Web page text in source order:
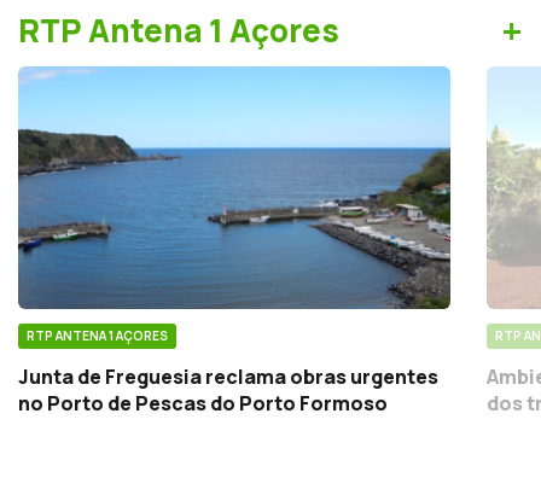
RTP Antena 1 Açores +
RTP ANTENA 1 AÇORES
Junta de Freguesia reclama obras urgentes
no Porto de Pescas do Porto Formoso
RTP
dos